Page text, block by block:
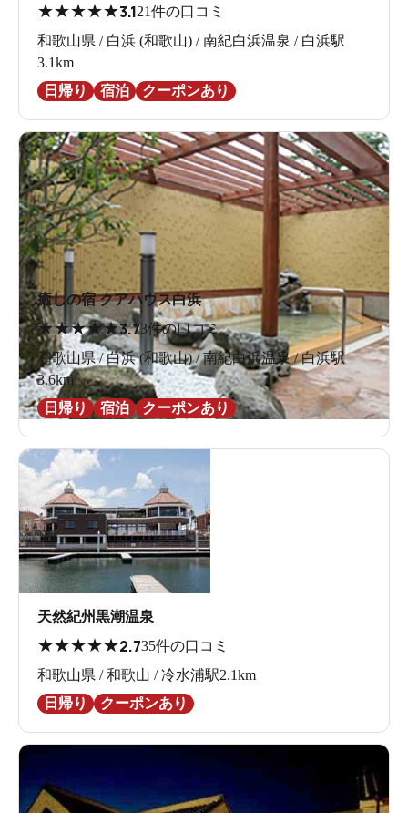
★★★★★3.121件の口コミ
和歌山県 / 白浜 (和歌山) / 南紀白浜温泉 / 白浜駅
3.1km
日帰り
宿泊 クーポンあり
癒しの宿 クアハウス白浜
★★★★★3.73件の口コミ
和歌山県 / 白浜 (和歌山) / 南紀白浜温泉 / 白浜駅
3.6km
日帰り
宿泊 クーポンあり
天然紀州黒潮温泉
★★★★★2.735件の口コミ
和歌山県 / 和歌山 / 冷水浦駅2.1km
日帰り
クーポンあり